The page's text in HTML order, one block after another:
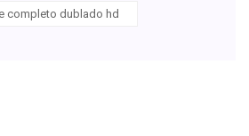
completo dublado hd